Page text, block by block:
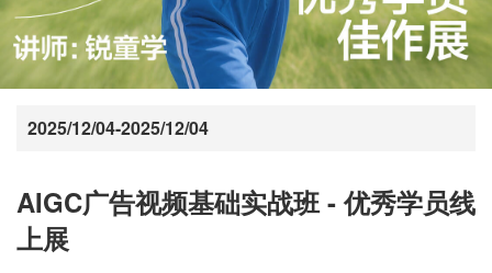
2025/12/04-2025/12/04
AIGC广告视频基础实战班 - 优秀学员线
上展